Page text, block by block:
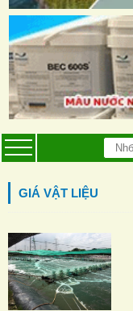
GIÁ VẬT LIỆU